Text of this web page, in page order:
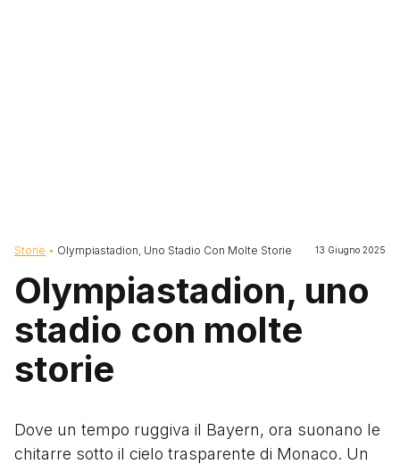
Briciole di pane
Storie Olympiastadion, Uno Stadio Con Molte Storie 13 Giugno 2025
Olympiastadion, uno
stadio con molte
storie
Dove un tempo ruggiva il Bayern, ora suonano le
chitarre sotto il cielo trasparente di Monaco. Un